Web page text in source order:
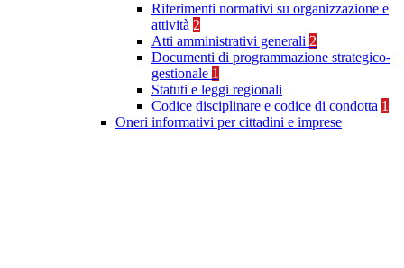
Riferimenti normativi su organizzazione e
attività 2
Atti amministrativi generali 2
Documenti di programmazione strategico-
gestionale 1
Statuti e leggi regionali
Codice disciplinare e codice di condotta 1
Oneri informativi per cittadini e imprese